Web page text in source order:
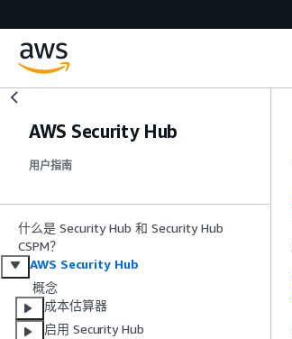
AWS Security Hub
用户指南
什么是 Security Hub 和 Security Hub
CSPM？
AWS Security Hub
概念
成本估算器
启用 Security Hub